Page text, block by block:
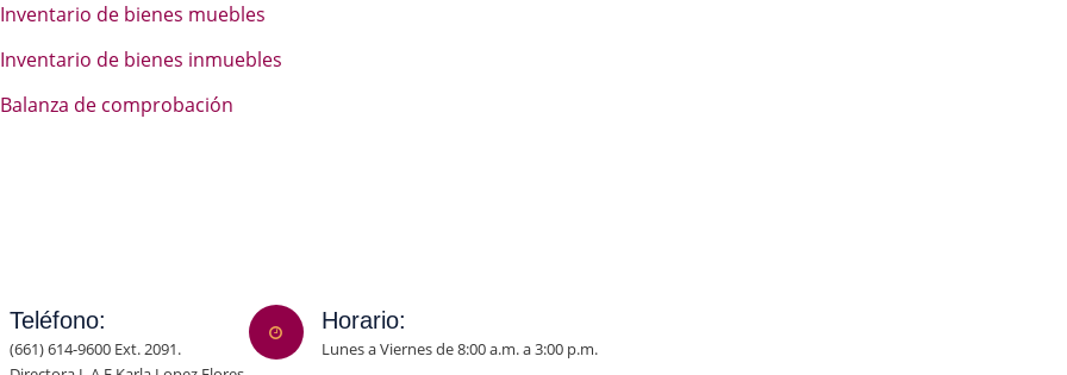
Inventario de bienes muebles
Inventario de bienes inmuebles
Balanza de comprobación
Teléfono:
(661) 614-9600 Ext. 2091.
Horario:
Lunes a Viernes de 8:00 a.m. a 3:00 p.m.